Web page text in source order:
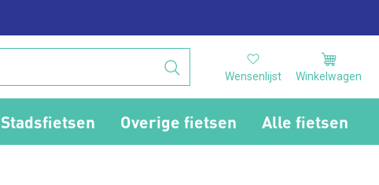
Wensenlijst Winkelwagen
Stadsfietsen Overige fietsen Alle fietsen